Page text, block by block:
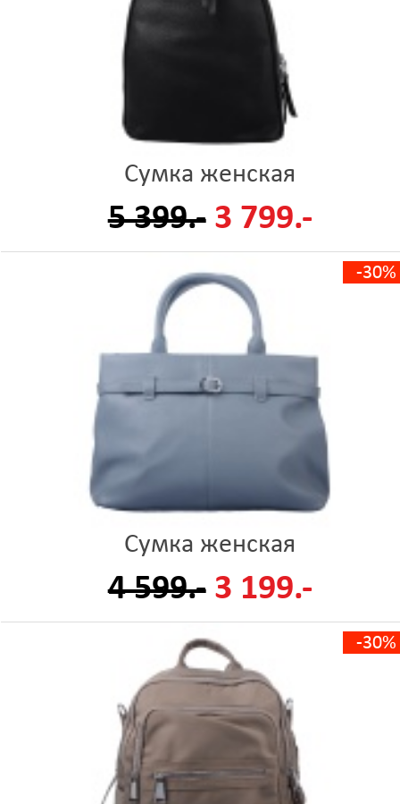
Сумка женская
5 399.- 3 799.-
-30%
Сумка женская
4 599.- 3 199.-
-30%